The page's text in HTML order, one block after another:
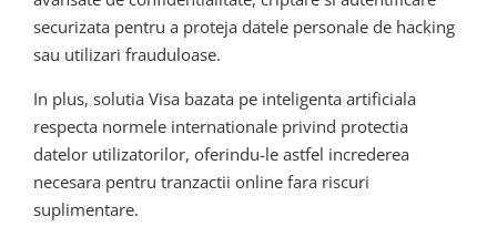
securizata pentru a proteja datele personale de hacking
sau utilizari frauduloase.
In plus, solutia Visa bazata pe inteligenta artificiala
respecta normele internationale privind protectia
datelor utilizatorilor, oferindu-le astfel increderea
necesara pentru tranzactii online fara riscuri
suplimentare.